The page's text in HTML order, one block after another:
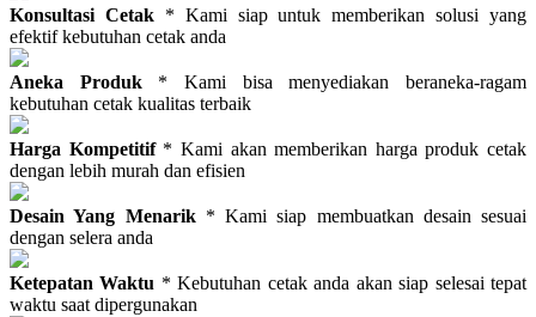
Konsultasi Cetak* Kami siap untuk memberikan solusi yang
efektif kebutuhan cetak anda
Aneka Produk * Kami bisa menyediakan beraneka-ragam
kebutuhan cetak kualitas terbaik
Harga Kompetitif* Kami akan memberikan harga produk cetak
dengan lebih murah dan efisien
Desain Yang Menarik* Kami siap membuatkan desain sesuai
dengan selera anda
Ketepatan Waktu * Kebutuhan cetak anda akan siap selesai tepat
waktu saat dipergunakan